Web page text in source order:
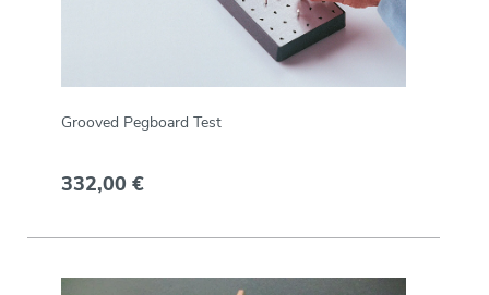
Grooved Pegboard Test
332,00 €